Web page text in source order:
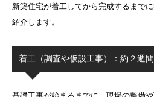
新築住宅が着工してから完成するまで
紹介します。
着工（調査や仮設工事）：約２週